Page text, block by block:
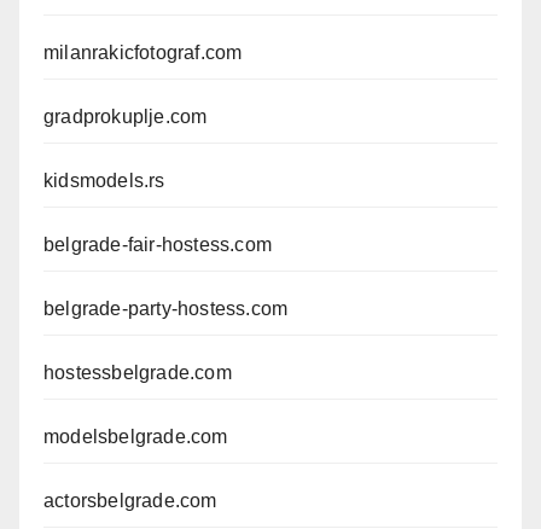
milanrakicfotograf.com
gradprokuplje.com
kidsmodels.rs
belgrade-fair-hostess.com
belgrade-party-hostess.com
hostessbelgrade.com
modelsbelgrade.com
actorsbelgrade.com